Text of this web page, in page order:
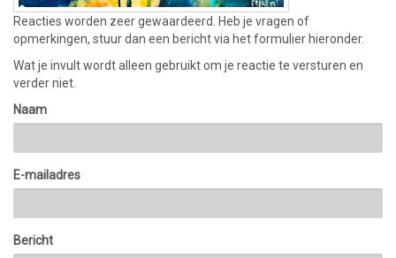
Reacties worden zeer gewaardeerd. Heb je vragen of
opmerkingen, stuur dan een bericht via het formulier hieronder.
Wat je invult wordt alleen gebruikt om je reactie te versturen en
verder niet.
Naam
E-mailadres
Bericht